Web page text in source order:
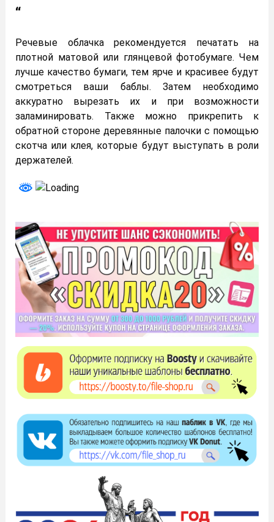
“
Речевые облачка рекомендуется печатать на
плотной матовой или глянцевой фотобумаге. Чем
лучше качество бумаги, тем ярче и красивее будут
смотреться ваши баблы. Затем необходимо
аккуратно вырезать их и при возможности
заламинировать. Также можно прикрепить к
обратной стороне деревянные палочки с помощью
скотча или клея, которые будут выступать в роли
держателей.